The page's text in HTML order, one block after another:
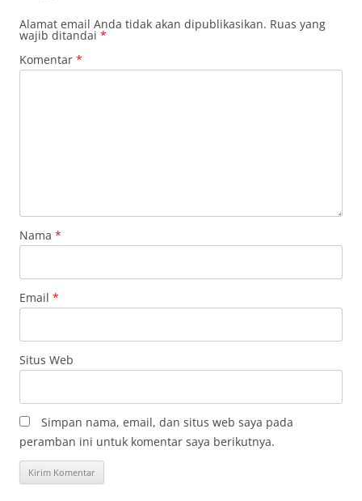
Alamat email Anda tidak akan dipublikasikan. Ruas yang
wajib ditandai *
Komentar *
Nama *
Email *
Situs Web
Simpan nama, email, dan situs web saya pada
peramban ini untuk komentar saya berikutnya.